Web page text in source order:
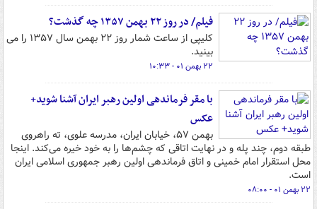
فیلم/ در روز ۲۲ بهمن ۱۳۵۷ چه گذشت؟
کلیپی از ساعت شمار روز ۲۲ بهمن سال ۱۳۵۷ را می
بینید.
۲۲ بهمن ۰۱ - ۱۰:۳۳
با مقر فرماندهی اولین رهبر ایران آشنا شوید+
عکس
بهمن ۵۷، خیابان ایران، مدرسه علوی، ته راهروی
طبقه دوم، چند پله و در نهایت اتاقی که چشم‌ها را به خود خیره می‌کند. اینجا
محل استقرار امام خمینی و اتاق فرماندهی اولین رهبر جمهوری اسلامی ایران
است.
۲۲ بهمن ۰۱ - ۰۸:۰۰